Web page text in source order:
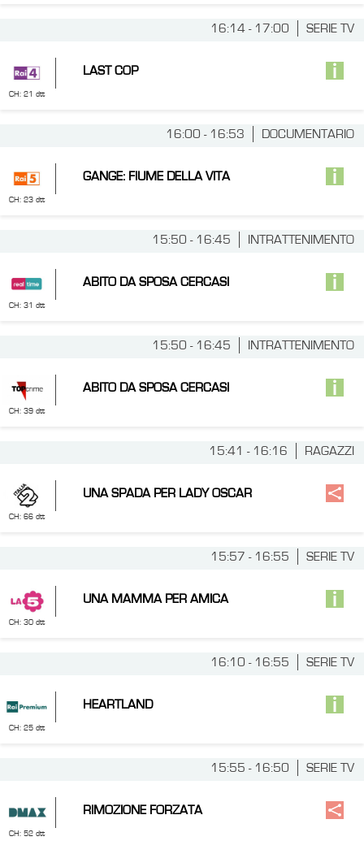
SERIE TV
16:14 - 17:00
CH: 21 dtt
LAST COP
DOCUMENTARIO
16:00 - 16:53
CH: 23 dtt
GANGE: FIUME DELLA VITA
INTRATTENIMENTO
15:50 - 16:45
CH: 31 dtt
ABITO DA SPOSA CERCASI
INTRATTENIMENTO
15:50 - 16:45
CH: 39 dtt
ABITO DA SPOSA CERCASI
RAGAZZI
15:41 - 16:16
CH: 66 dtt
UNA SPADA PER LADY OSCAR
SERIE TV
15:57 - 16:55
CH: 30 dtt
UNA MAMMA PER AMICA
SERIE TV
16:10 - 16:55
CH: 25 dtt
HEARTLAND
SERIE TV
15:55 - 16:50
CH: 52 dtt
RIMOZIONE FORZATA